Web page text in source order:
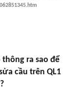
ra sao để
cầu trên QL1